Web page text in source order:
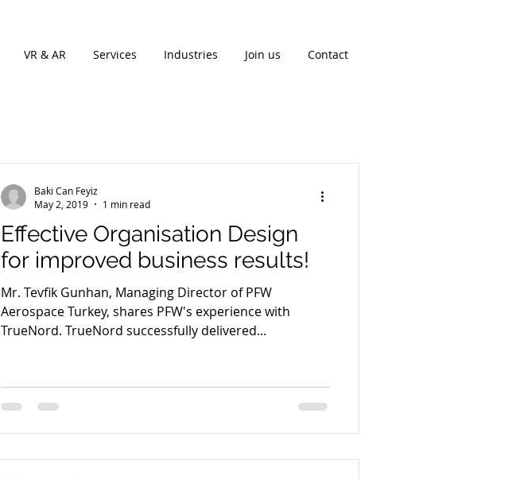
Effective Organisation Design
for improved business results!
Mr. Tevfik Gunhan, Managing Director of PFW
Aerospace Turkey, shares PFW's experience with
TrueNord. TrueNord successfully delivered...
Baki Can Feyiz
May 2, 2019
1 min read
VR & AR Services Industries Join us Contact